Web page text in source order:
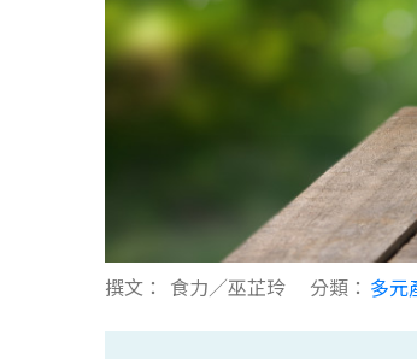
撰文： 食力／巫芷玲 分類： 多元